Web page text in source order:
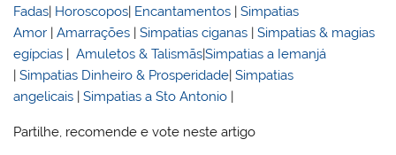
Fadas Horoscopos Encantamentos |Simpatias
Amor |Amarrações |Simpatias ciganas |Simpatias & magias
egípcias |Amuletos & Talismãs|Simpatias a Iemanjá
|Simpatias Dinheiro & Prosperidade |Simpatias
angelicais |Simpatias a Sto Antonio
Partilhe, recomende e vote neste artigo